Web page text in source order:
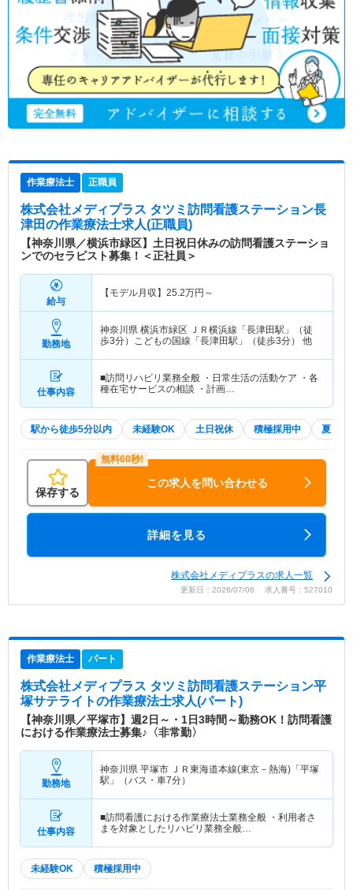
作業療法士 正職員
株式会社メディプラス タツミ訪問看護ステーション長
津田の作業療法士求人(正職員)
【神奈川県／横浜市緑区】土日祝日休みの訪問看護ステーショ
ンでのセラピスト募集！＜正社員＞
給与
【モデル月収】 25.2万円～
勤務地
神奈川県 横浜市緑区 ＪＲ横浜線「長津田駅」（徒
歩3分）こどもの国線「長津田駅」（徒歩3分） 他
仕事内容
■訪問リハビリ業務全般 ・日常生活の活動ケア ・各
種在宅サービスの相談 ・計画…
駅から徒歩5分以内 未経験OK 土日祝休 積極採用中 夏～秋
保存する
この求人を問い合わせる
詳細を見る
株式会社メディプラスの求人一覧
更新日：2026/07/06 求人番号：527010
作業療法士 パート
株式会社メディプラス タツミ訪問看護ステーション平
塚サテライトの作業療法士求人(パート)
【神奈川県／平塚市】週2日～・1日3時間～勤務OK！訪問看護
における作業療法士募集♪〈非常勤〉
勤務地
神奈川県 平塚市 ＪＲ東海道本線(東京－熱海)「平塚
駅」（バス・車7分）
仕事内容
■訪問看護における作業療法士業務全般 ・利用者さ
まを対象としたリハビリ業務全般…
未経験OK 積極採用中